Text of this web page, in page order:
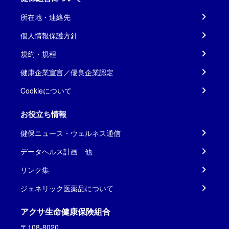
所在地・連絡先
個人情報保護方針
規約・規程
健康企業宣言／優良企業認定
Cookieについて
お役立ち情報
健保ニュース・ウェルネス通信
データヘルス計画 他
リンク集
ジェネリック医薬品について
アクサ生命健康保険組合
〒108-8020